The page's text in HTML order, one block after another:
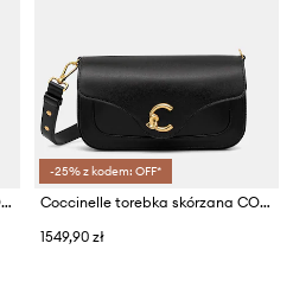
Coccinelle torebka skórzana COCCINELLESUNUP
-25% z kodem: OFF*
Coccinelle torebka skórzana COCCINELLE C-ME CALF
1549,90 zł